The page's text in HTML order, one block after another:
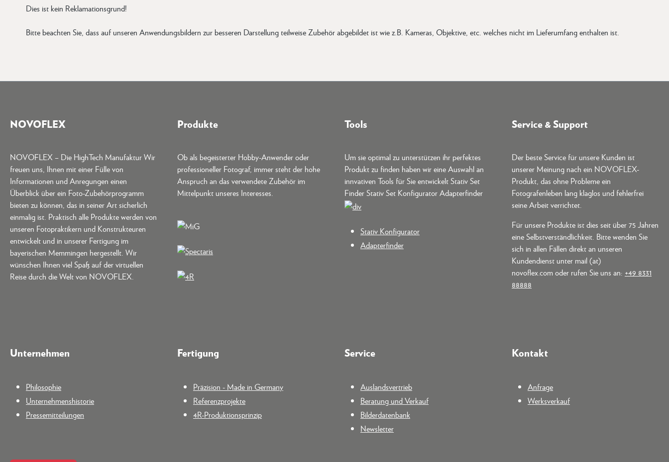
Dies ist kein Reklamationsgrund!
Bitte beachten Sie, dass auf unseren Anwendungsbildern zur besseren Darstellung teilweise Zubehör abgebildet ist wie z.B. Kameras, Objektive, etc. welches nicht im Lieferumfang enthalten ist.
NOVOFLEX
NOVOFLEX – Die HighTech Manufaktur Wir
freuen uns, Ihnen mit einer Fülle von
Informationen und Anregungen einen
Überblick über ein Foto-Zubehörprogramm
bieten zu können, das in seiner Art sicherlich
einmalig ist. Praktisch alle Produkte werden von
unseren Fotopraktikern und Konstrukteuren
entwickelt und in unserer Fertigung im
bayerischen Memmingen hergestellt. Wir
wünschen Ihnen viel Spaß auf der virtuellen
Reise durch die Welt von NOVOFLEX.
Produkte
Ob als begeisterter Hobby-Anwender oder
professioneller Fotograf, immer steht der hohe
Anspruch an das verwendete Zubehör im
Mittelpunkt unseres Interesses.
Tools
Um sie optimal zu unterstützen ihr perfektes
Produkt zu finden haben wir eine Auswahl an
innvativen Tools für Sie entwickelt Stativ Set
Finder Stativ Set Konfigurator Adapterfinder
Stativ Konfigurator
Adapterfinder
Service & Support
Der beste Service für unsere Kunden ist
unserer Meinung nach ein NOVOFLEX-
Produkt, das ohne Probleme ein
Fotografenleben lang klaglos und fehlerfrei
seine Arbeit verrichtet.
Für unsere Produkte ist dies seit über 75 Jahren
eine Selbstverständlichkeit. Bitte wenden Sie
sich in allen Fällen direkt an unseren
Kundendienst unter mail (at)
novoflex.com oder rufen Sie uns an: +49 8331
88888
Unternehmen
Philosophie
Unternehmenshistorie
Pressemitteilungen
Fertigung
Präzision - Made in Germany
Referenzprojekte
4R-Produktionsprinzip
Service
Auslandsvertrieb
Beratung und Verkauf
Bilderdatenbank
Newsletter
Kontakt
Anfrage
Werksverkauf